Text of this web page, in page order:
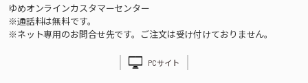
ゆめオンラインカスタマーセンター
※通話料は無料です。
※ネット専用のお問合せ先です。ご注文は受け付けておりません。
PCサイト